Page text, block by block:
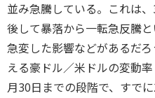
並み急騰している。これは
後して暴落から一転急反騰
急変した影響などがあるだ
える豪ドル／米ドルの変動
月30日までの段階で、すで